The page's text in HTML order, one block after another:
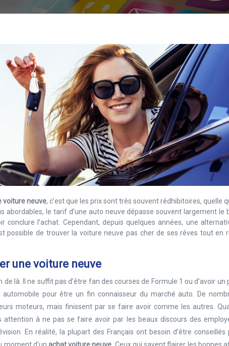
voiture neuve, c’est que les prix sont très souvent rédhibitoires, quelle
abordables, le tarif d’une auto neuve dépasse souvent largement le
l’achat. Cependant, depuis quelques années, une
possible de trouver la voiture neuve pas cher de ses rêves tout en
une voiture neuve
là. Il ne suffit pas d’être fan des courses de Formule 1 ou d’avoir un
pour être un fin connaisseur du marché auto. De
moteurs, mais finissent par se faire avoir comme les autres.
à ne pas se faire avoir par les beaux discours des
En réalité, la plupart des Français ont besoin d’être conseillés